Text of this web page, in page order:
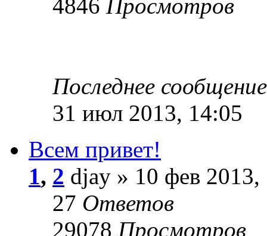
4846 Просмотров
Последнее
31 июл 2013, 14:05
Всем привет!
1, 2 djay » 10 фев 2013,
27 Ответов
29078 Просмотров